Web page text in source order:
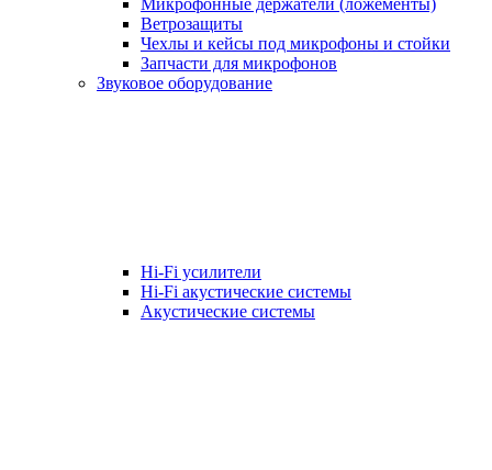
Микрофонные держатели (ложементы)
Ветрозащиты
Чехлы и кейсы под микрофоны и стойки
Запчасти для микрофонов
Звуковое оборудование
Hi-Fi усилители
Hi-Fi акустические системы
Акустические системы